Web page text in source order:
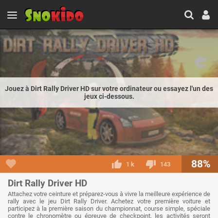
Jouez à Dirt Rally Driver HD sur votre ordinateur ou essayez l'un des
jeux ci-dessous.
1 k 143 88%
Dirt Rally Driver HD
Attachez votre ceinture et préparez-vous à vivre la meilleure expérience de
rally avec le jeu Dirt Rally Driver. Achetez votre première voiture et
participez à la première saison du championnat, course simple, spéciale
contre le chronomètre ou épreuve de checkpoint, les activités seront